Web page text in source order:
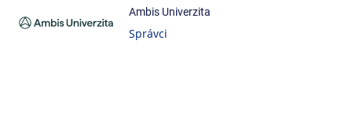
Ambis Univerzita
Správci